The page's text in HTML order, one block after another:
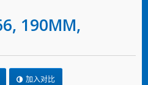
190MM,
加入对比